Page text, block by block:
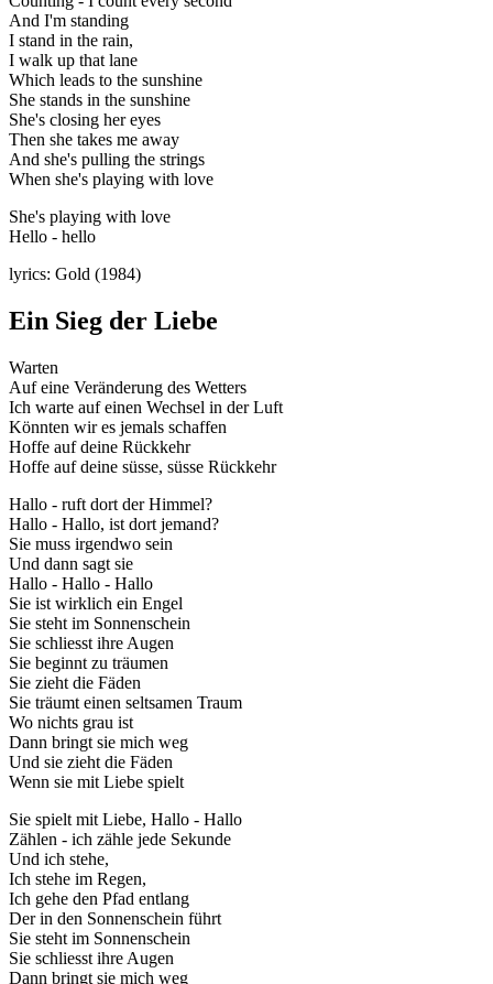
And I'm standing
I stand in the rain,
I walk up that lane
Which leads to the sunshine
She stands in the sunshine
She's closing her eyes
Then she takes me away
And she's pulling the strings
When she's playing with love
She's playing with love
Hello - hello
lyrics: Gold (1984)
Ein Sieg der Liebe
Warten
Auf eine Veränderung des Wetters
Ich warte auf einen Wechsel in der Luft
Könnten wir es jemals schaffen
Hoffe auf deine Rückkehr
Hoffe auf deine süsse, süsse Rückkehr
Hallo - ruft dort der Himmel?
Hallo - Hallo, ist dort jemand?
Sie muss irgendwo sein
Und dann sagt sie
Hallo - Hallo - Hallo
Sie ist wirklich ein Engel
Sie steht im Sonnenschein
Sie schliesst ihre Augen
Sie beginnt zu träumen
Sie zieht die Fäden
Sie träumt einen seltsamen Traum
Wo nichts grau ist
Dann bringt sie mich weg
Und sie zieht die Fäden
Wenn sie mit Liebe spielt
Sie spielt mit Liebe, Hallo - Hallo
Zählen - ich zähle jede Sekunde
Und ich stehe,
Ich stehe im Regen,
Ich gehe den Pfad entlang
Der in den Sonnenschein führt
Sie steht im Sonnenschein
Sie schliesst ihre Augen
Dann bringt sie mich weg